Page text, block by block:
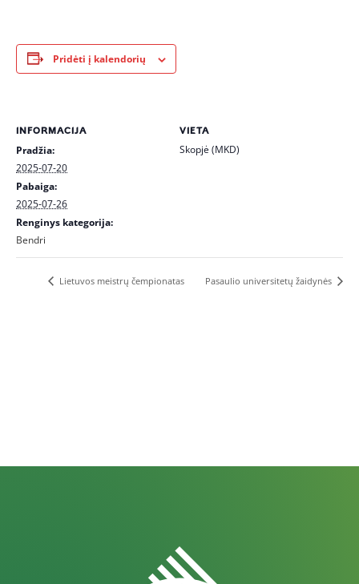
Pridėti į kalendorių
INFORMACIJA
Pradžia:
2025-07-20
Pabaiga:
2025-07-26
Renginys kategorija:
Bendri
VIETA
Skopjė (MKD)
Lietuvos meistrų čempionatas Pasaulio universitetų žaidynės